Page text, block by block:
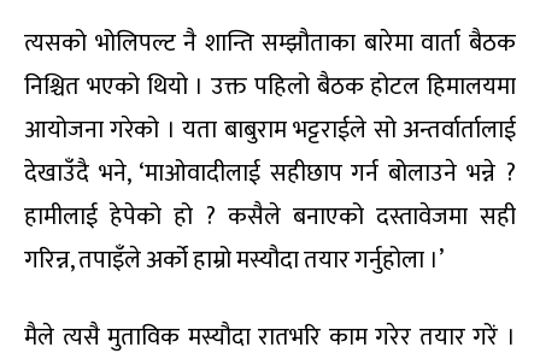
त्यसको भोलिपल्ट नै शान्ति सम्झौताका बारेमा वार्ता बैठक
निश्चित भएको थियो । उक्त पहिलो बैठक होटल हिमालयमा
आयोजना गरेको । यता बाबुराम भट्टराईले सो अन्तर्वार्तालाई
देखाउँदै भने, ‘माओवादीलाई सहीछाप गर्न बोलाउने भन्ने ?
हामीलाई हेपेको हो ? कसैले बनाएको दस्तावेजमा सही
गरिन्न, तपाइँले अर्को हाम्रो मस्यौदा तयार गर्नुहोला ।’
मैले त्यसै मुताविक मस्यौदा रातभरि काम गरेर तयार गरें ।